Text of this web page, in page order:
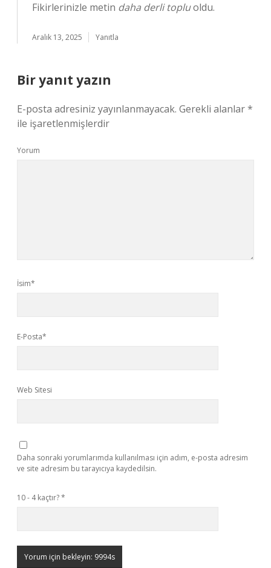
Fikirlerinizle metin daha derli topluoldu.
Aralık 13, 2025 Yanıtla
Bir yanıt yazın
E-posta adresiniz yayınlanmayacak. Gerekli alanlar*
ile işaretlenmişlerdir
Yorum
İsim*
E-Posta*
Web Sitesi
Daha sonraki yorumlarımda kullanılması için adım, e-posta adresim
ve site adresim bu tarayıcıya kaydedilsin.
10 - 4 kaçtır?*